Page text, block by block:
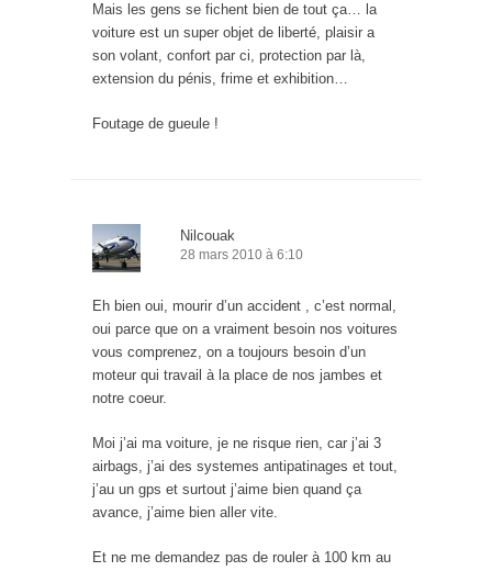
Mais les gens se fichent bien de tout ça… la
voiture est un super objet de liberté, plaisir a
son volant, confort par ci, protection par là,
extension du pénis, frime et exhibition…
Foutage de gueule !
Nilcouak
28 mars 2010 à 6:10
Eh bien oui, mourir d’un accident , c’est normal,
oui parce que on a vraiment besoin nos voitures
vous comprenez, on a toujours besoin d’un
moteur qui travail à la place de nos jambes et
notre coeur.
Moi j’ai ma voiture, je ne risque rien, car j’ai 3
airbags, j’ai des systemes antipatinages et tout,
j’au un gps et surtout j’aime bien quand ça
avance, j’aime bien aller vite.
Et ne me demandez pas de rouler à 100 km au